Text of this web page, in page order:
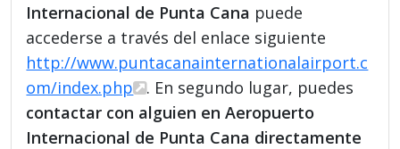
Internacional de Punta Cana puede
accederse a través del enlace siguiente
http://www.puntacanainternationalairport.c
om/index.php
. En segundo lugar, puedes
contactar con alguien en Aeropuerto
Internacional de Punta Cana directamente